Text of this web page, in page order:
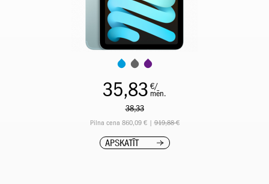
35,83 €/
mēn.
38,33
Pilna cena 860,09 € |919,88 €
APSKATĪT